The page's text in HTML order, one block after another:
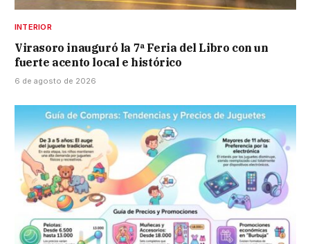
INTERIOR
Virasoro inauguró la 7ª Feria del Libro con un
fuerte acento local e histórico
6 de agosto de 2026